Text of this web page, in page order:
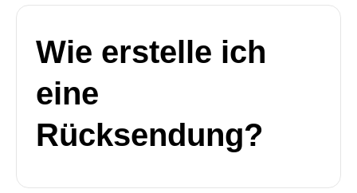
Wie erstelle ich
eine
Rücksendung?